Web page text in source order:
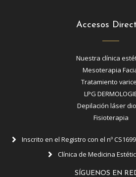
Accesos
Nuestra clínica
Mesoterapia
Tratamiento
LPG
Depilación láser
Fisioterapia
Inscrito en el Registro con el nº
Clínica de Medicina
SÍGUENOS EN